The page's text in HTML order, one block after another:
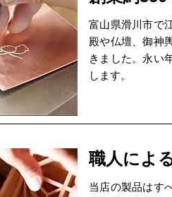
富山県滑川市で
殿や仏壇、御神
きました。永い
します。
職人によ
当店の製品はす